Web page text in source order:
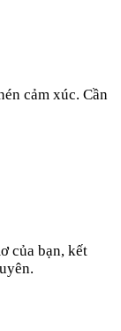
cảm xúc. Cần
của bạn, kết